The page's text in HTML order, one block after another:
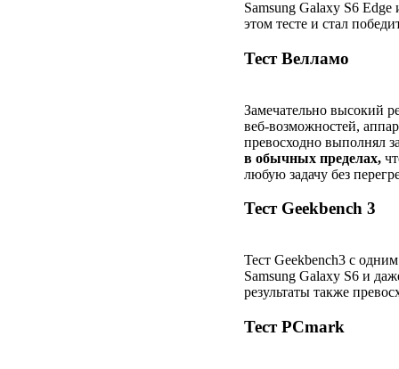
Samsung Galaxy S6
этом тесте и стал
Тест Велламо
Замечательно высокий
веб-возможностей,
превосходно выполнял
в обычных пределах,
любую задачу без
Тест Geekbench 3
Тест Geekbench3 с
Samsung Galaxy S6 и
результаты также
Тест PCmark